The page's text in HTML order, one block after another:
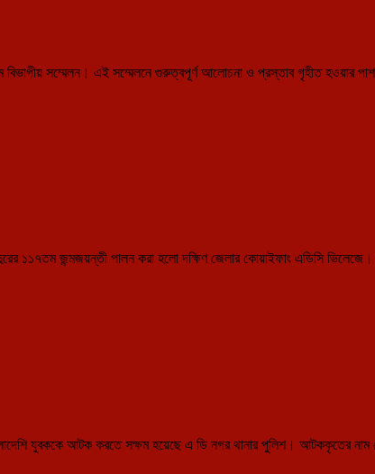
সম্মেলন। এই সম্মেলনে গুরুত্বপূর্ণ আলোচনা ও প্রস্তাব গৃহীত হওয়ার
১১৭তম জন্মজয়ন্তী পালন করা হলো দক্ষিণ জেলার কোয়াইফাং এডিসি
যুবককে আটক করতে সক্ষম হয়েছে এ ডি নগর থানার পুলিশ। আটককৃতের নাম